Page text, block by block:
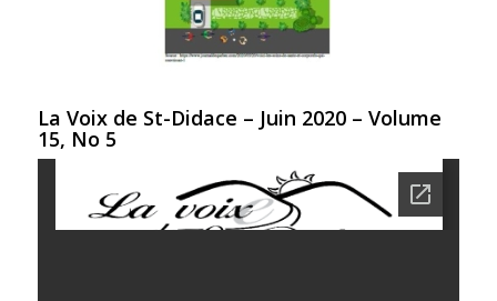
La Voix de St-Didace – Juin 2020 – Volume
15, No 5